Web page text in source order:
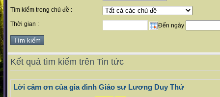
Tìm kiếm trong chủ đề :
Thời gian : Đến ngày
Kết quả tìm kiếm trên Tin tức
Lời cảm ơn của gia đình Giáo sư Lương Duy Thứ